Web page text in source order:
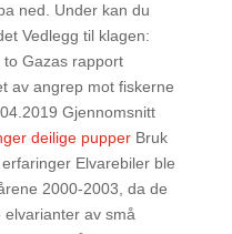
ned. Under kan du
Vedlegg til klagen:
Gazas rapport
av angrep mot fiskerne
Gjennomsnitt
deilige pupperBruk
Elvarebiler ble
2000-2003, da de
av små